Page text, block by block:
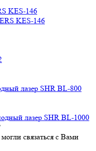
KES-146
связаться с Вами